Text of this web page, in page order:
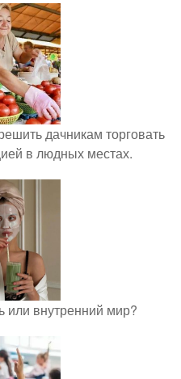
дачникам торговать
в людных местах.
или внутренний мир?